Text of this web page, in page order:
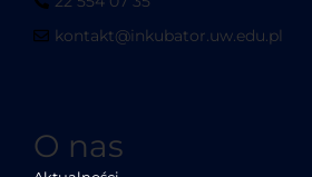
kontakt@inkubator.uw.edu.pl
O nas